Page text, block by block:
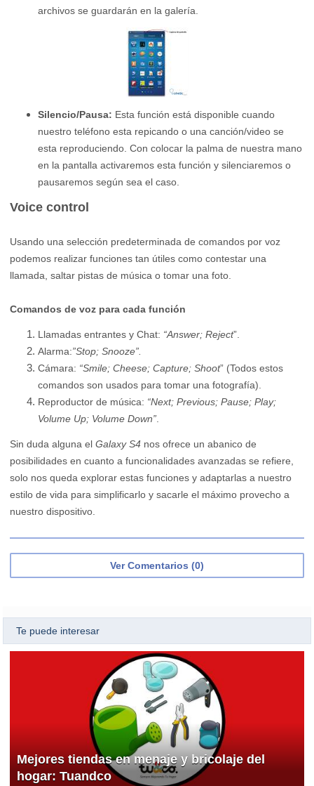
archivos se guardarán en la galería.
Silencio/Pausa: Esta función está disponible cuando
nuestro teléfono esta repicando o una canción/video se
esta reproduciendo. Con colocar la palma de nuestra mano
en la pantalla activaremos esta función y silenciaremos o
pausaremos según sea el caso.
Voice control
Usando una selección predeterminada de comandos por voz
podemos realizar funciones tan útiles como contestar una
llamada, saltar pistas de música o tomar una foto.
Comandos de voz para cada función
Llamadas entrantes y Chat: “Answer; Reject”.
Alarma:”Stop; Snooze”.
Cámara: “Smile; Cheese; Capture; Shoot” (Todos estos
comandos son usados para tomar una fotografía).
Reproductor de música: “Next; Previous; Pause; Play;
Volume Up; Volume Down”
Sin duda alguna el Galaxy S4 nos ofrece un abanico de
posibilidades en cuanto a funcionalidades avanzadas se refiere,
solo nos queda explorar estas funciones y adaptarlas a nuestro
estilo de vida para simplificarlo y sacarle el máximo provecho a
nuestro dispositivo.
Ver Comentarios (0)
Te puede interesar
Mejores tiendas en menaje y bricolaje del
hogar: Tuandco